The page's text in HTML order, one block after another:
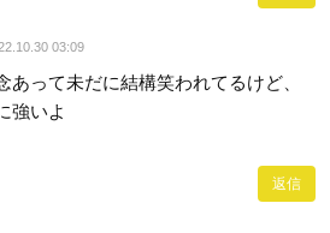
03:09
あって未だに結構笑われてるけど、
強いよ
返信